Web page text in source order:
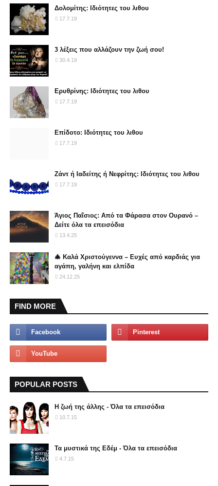
Δολομίτης: Ιδιότητες του λιθου
17.7.19
3 λέξεις που αλλάζουν την ζωή σου!
30.4.19
Ερυθρίνης: Ιδιότητες του λιθου
17.7.19
Επίδοτο: Ιδιότητες του λιθου
17.7.19
Ζάντ ή Ιαδείτης ή Νεφρίτης: Ιδιότητες του λιθου
17.7.19
Άγιος Παΐσιος: Από τα Φάρασα στον Ουρανό –
Δείτε όλα τα επεισόδια
13.4.25
🎄 Καλά Χριστούγεννα – Ευχές από καρδιάς για
αγάπη, γαλήνη και ελπίδα
24.12.25
FIND MORE
POPULAR POSTS
Η ζωή της άλλης - Όλα τα επεισόδια
10.7.15
Τα μυστικά της Εδέμ - Όλα τα επεισόδια
4.7.15